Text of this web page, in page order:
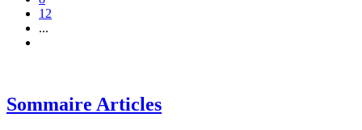
12
...
Sommaire Articles